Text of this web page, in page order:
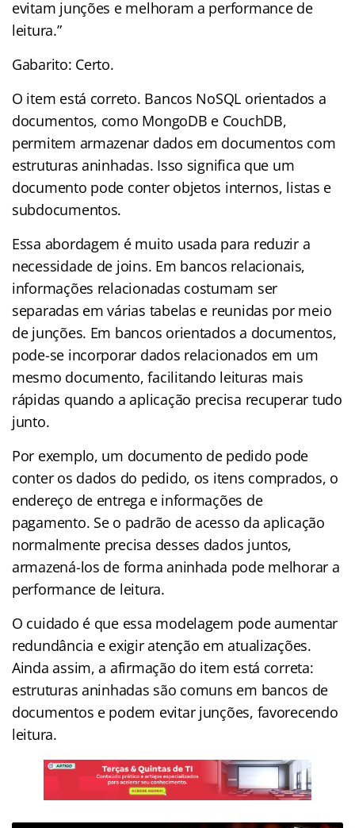
evitam junções e melhoram a performance de
leitura.”
Gabarito: Certo.
O item está correto. Bancos NoSQL orientados a
documentos, como MongoDB e CouchDB,
permitem armazenar dados em documentos com
estruturas aninhadas. Isso significa que um
documento pode conter objetos internos, listas e
subdocumentos.
Essa abordagem é muito usada para reduzir a
necessidade de joins. Em bancos relacionais,
informações relacionadas costumam ser
separadas em várias tabelas e reunidas por meio
de junções. Em bancos orientados a documentos,
pode-se incorporar dados relacionados em um
mesmo documento, facilitando leituras mais
rápidas quando a aplicação precisa recuperar tudo
junto.
Por exemplo, um documento de pedido pode
conter os dados do pedido, os itens comprados, o
endereço de entrega e informações de
pagamento. Se o padrão de acesso da aplicação
normalmente precisa desses dados juntos,
armazená-los de forma aninhada pode melhorar a
performance de leitura.
O cuidado é que essa modelagem pode aumentar
redundância e exigir atenção em atualizações.
Ainda assim, a afirmação do item está correta:
estruturas aninhadas são comuns em bancos de
documentos e podem evitar junções, favorecendo
leitura.